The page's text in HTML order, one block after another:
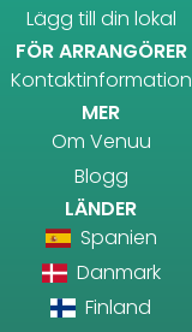
Lägg till din lokal
FÖR ARRANGÖRER
Kontaktinformation
MER
Om Venuu
Blogg
LÄNDER
Spanien
Danmark
Finland